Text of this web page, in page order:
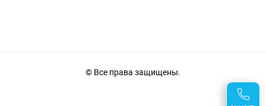
© Все права защищены.